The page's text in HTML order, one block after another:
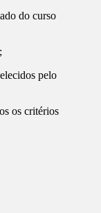
do curso
pelo
os critérios